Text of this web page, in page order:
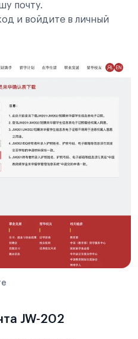
почту.
и войдите в личный
JW-202